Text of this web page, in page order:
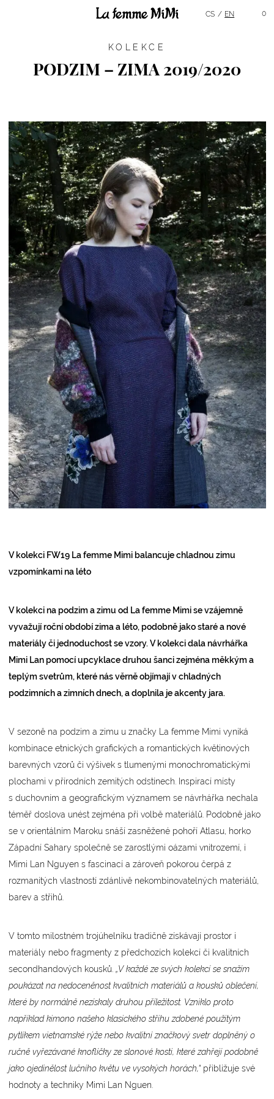
CS EN 0
KOLEKCE
PODZIM – ZIMA 2019/2020
V kolekci FW19 La femme Mimi balancuje chladnou zimu
vzpomínkami na léto
V kolekci na podzim a zimu od La femme Mimi se vzájemně
vyvažují roční období zima a léto, podobně jako staré a nové
materiály či jednoduchost se vzory. V kolekci dala návrhářka
Mimi Lan pomocí upcyklace druhou šanci zejména měkkým a
teplým svetrům, které nás věrně objímají v chladných
podzimních a zimních dnech, a doplnila je akcenty jara.
V sezoně na podzim a zimu u značky La femme Mimi vyniká
kombinace etnických grafických a romantických květinových
barevných vzorů či výšivek s tlumenými monochromatickými
plochami v přírodních zemitých odstínech. Inspirací místy
s duchovním a geografickým významem se návrhářka nechala
téměř doslova unést zejména při volbě materiálů. Podobně jako
se v orientálním Maroku snáší zasněžené pohoří Atlasu, horko
Západní Sahary společně se zarostlými oázami vnitrozemí, i
Mimi Lan Nguyen s fascinací a zároveň pokorou čerpá z
rozmanitých vlastností zdánlivě nekombinovatelných materiálů,
barev a střihů.
V tomto milostném trojúhelníku tradičně získávají prostor i
materiály nebo fragmenty z předchozích kolekcí či kvalitních
secondhandových kousků. „V každé ze svých kolekcí se snažím
poukázat na nedoceněnost kvalitních materiálů a kousků oblečení,
které by normálně nezískaly druhou příležitost. Vzniklo proto
například kimono našeho klasického střihu zdobené použitým
pytlíkem vietnamské rýže nebo kvalitní značkový svetr doplněný o
ručně vyřezávané knoflíčky ze slonové kosti, které zahřejí podobně
jako ojedinělost lučního květu ve vysokých horách,“přibližuje své
hodnoty a techniky Mimi Lan Nguen.